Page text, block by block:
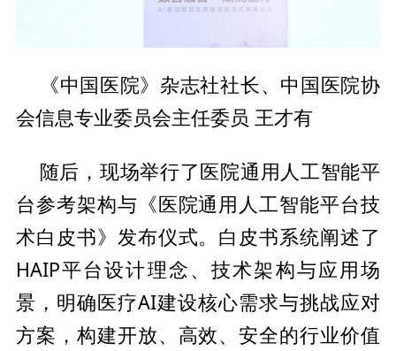
《中国医院》杂志社社长、 中国医院协
会信息专业委员会主任委员 王才有
随后，现场举行了医院通用人工智能平
台参考架构与《医院通用人工智能平台技
术白皮书》发布仪式。白皮书系统阐述了
HAIP平台设计理念、技术架构与应用场
景，明确医疗AI建设核心需求与挑战应对
方案，构建开放、高效、安全的行业价值